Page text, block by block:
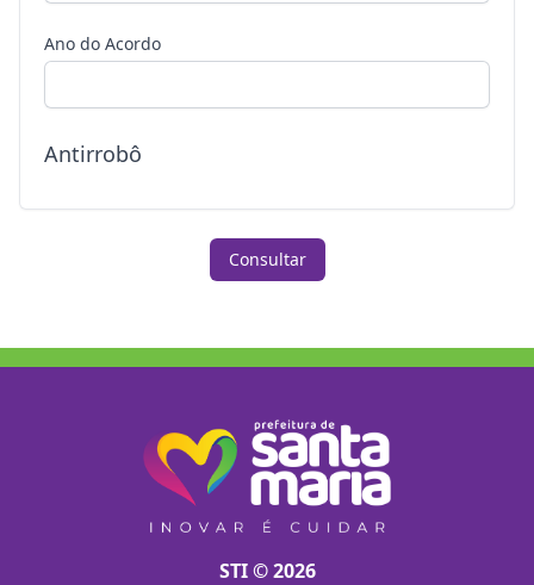
Ano do Acordo
Antirrobô
Consultar
STI © 2026